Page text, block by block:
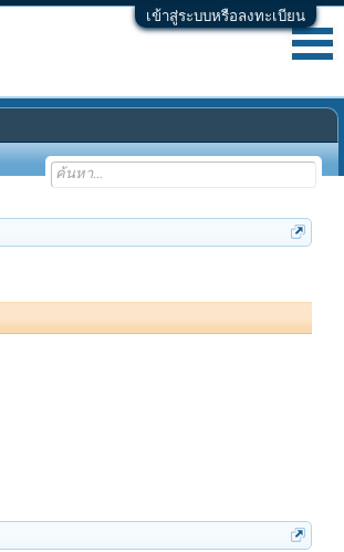
เข้าสู่ระบบหรือลงทะเบียน